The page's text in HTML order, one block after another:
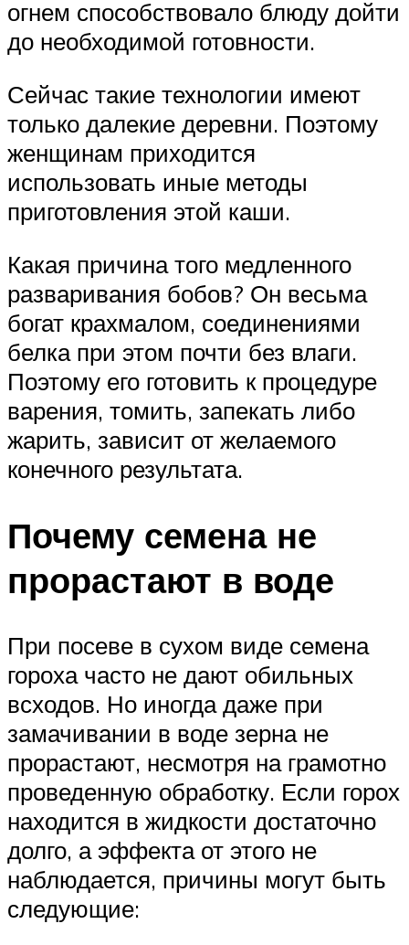
огнем способствовало блюду дойти
до необходимой готовности.
Сейчас такие технологии имеют
только далекие деревни. Поэтому
женщинам приходится
использовать иные методы
приготовления этой каши.
Какая причина того медленного
разваривания бобов? Он весьма
богат крахмалом, соединениями
белка при этом почти без влаги.
Поэтому его готовить к процедуре
варения, томить, запекать либо
жарить, зависит от желаемого
конечного результата.
Почему семена не
прорастают в воде
При посеве в сухом виде семена
гороха часто не дают обильных
всходов. Но иногда даже при
замачивании в воде зерна не
прорастают, несмотря на грамотно
проведенную обработку. Если горох
находится в жидкости достаточно
долго, а эффекта от этого не
наблюдается, причины могут быть
следующие: